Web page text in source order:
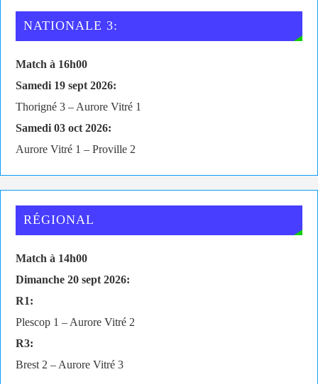
NATIONALE 3:
Match à 16h00
Samedi 19 sept 2026:
Thorigné 3 – Aurore Vitré 1
Samedi 03 oct 2026:
Aurore Vitré 1 – Proville 2
RÉGIONAL
Match à 14h00
Dimanche 20 sept 2026:
R1:
Plescop 1 – Aurore Vitré 2
R3:
Brest 2 – Aurore Vitré 3